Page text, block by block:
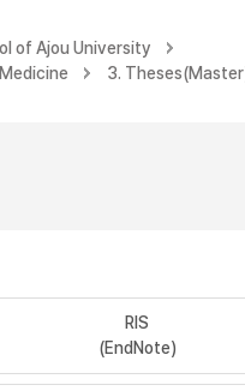
of Ajou University
3.
RIS
(EndNote)